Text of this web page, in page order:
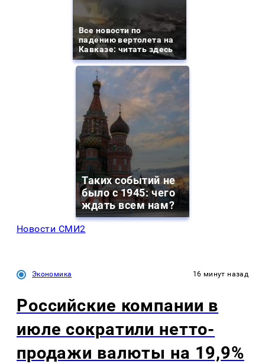
Все новости по
падению вертолета на
Кавказе: читать здесь
Таких событий не
было с 1945: чего
ждать всем нам?
Новости СМИ2
Экономика 16 минут назад
Российские компании в
июле сократили нетто-
продажи валюты на 19,9%